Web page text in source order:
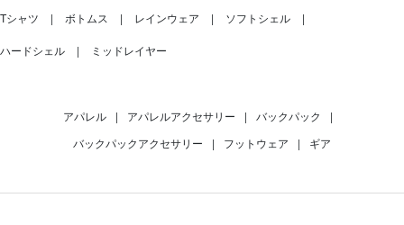
Tシャツ ボトムス レインウェア ソフトシェル
ハードシェル ミッドレイヤー
アパレル | アパレルアクセサリー | バックパック
|
バックパックアクセサリー
| フットウェア | ギア